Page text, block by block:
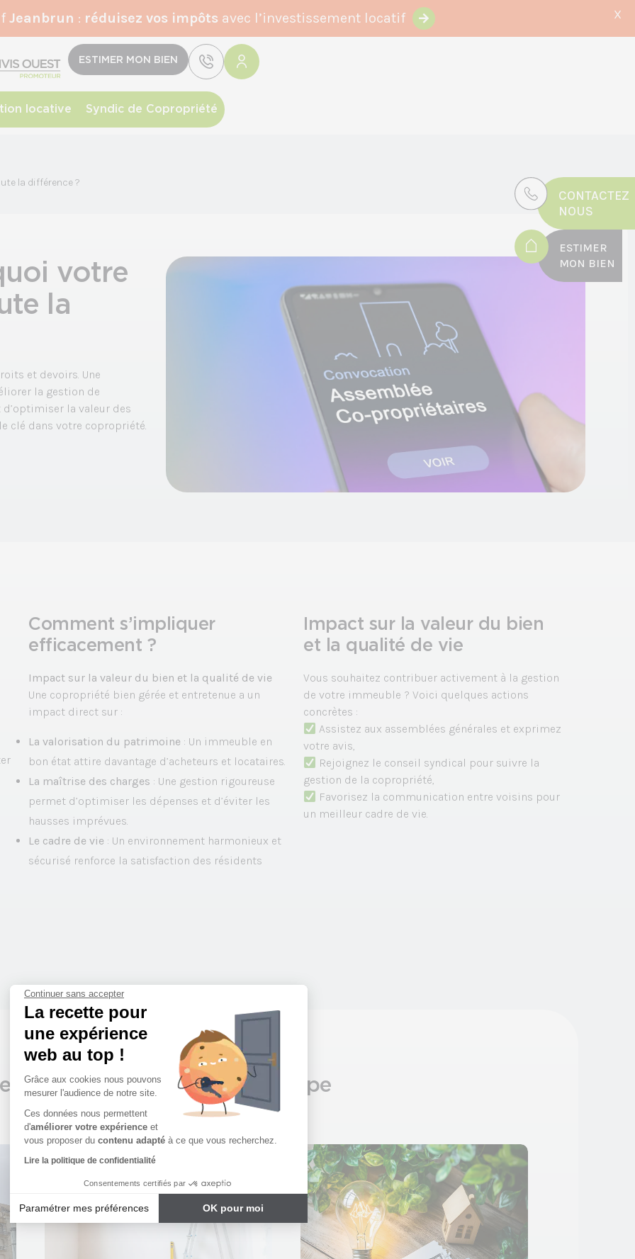
Continuer sans accepter
La recette pour
une expérience
web au top !
Grâce aux cookies nous pouvons
mesurer l'audience de notre site.
Ces données nous permettent
d'améliorer votre expérience et
vous proposer du contenu adapté à ce que vous recherchez.
Lire la politique de confidentialité
Consentements certifiés par
Paramétrer mes préférences OK pour moi
Axeptio consent
Plateforme de Gestion du Consentement : Personnalisez vos Options
Notre plateforme vous permet d'adapter et de gérer vos paramètres de confidentialité, en garantissant la conformité avec
ESTIMER MON BIEN
locative Syndic de Copropriété
CONTACTEZ
NOUS
ESTIMER
MON BIEN
la différence ?
votre
la
et devoirs. Une
la gestion de
la valeur des
clé dans votre copropriété.
Comment s’impliquer
efficacement ?
Impact sur la valeur du bien et la qualité de vie
Une copropriété bien gérée et entretenue a un
impact direct sur :
La valorisation du patrimoine : Un immeuble en
bon état attire davantage d’acheteurs et locataires.
La maîtrise des charges : Une gestion rigoureuse
permet d’optimiser les dépenses et d’éviter les
hausses imprévues.
Le cadre de vie : Un environnement harmonieux et
sécurisé renforce la satisfaction des résidents
Impact sur la valeur du bien
et la qualité de vie
Vous souhaitez contribuer activement à la gestion
de votre immeuble ? Voici quelques actions
concrètes :
Assistez aux assemblées générales et exprimez
votre avis,
Rejoignez le conseil syndical pour suivre la
gestion de la copropriété,
Favorisez la communication entre voisins pour
un meilleur cadre de vie.
Tenez-vous informés
dernières actualités du groupe
Jeanbrun : réduisez vos impôts avec l’investissement locatif X